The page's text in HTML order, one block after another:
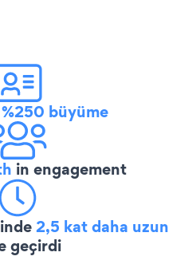
%250 büyüme
in engagement
2,5 kat daha uzun
geçirdi